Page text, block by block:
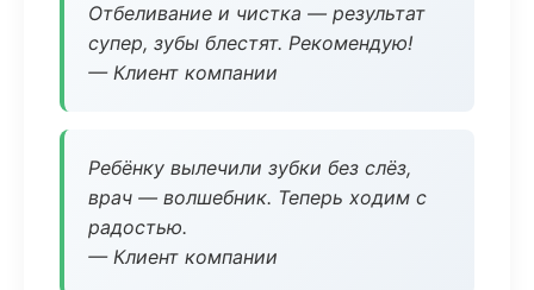
Отбеливание и чистка — результат
супер, зубы блестят. Рекомендую!
— Клиент компании
Ребёнку вылечили зубки без слёз,
врач — волшебник. Теперь ходим с
радостью.
— Клиент компании